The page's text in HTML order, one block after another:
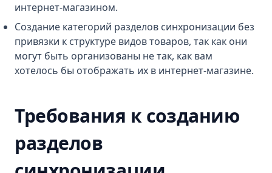
интернет-магазином.
Создание категорий разделов синхронизации без
привязки к структуре видов товаров, так как они
могут быть организованы не так, как вам
хотелось бы отображать их в интернет-магазине.
Требования к созданию
разделов